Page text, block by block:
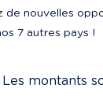
de nouvelles
7 autres pays !
montants